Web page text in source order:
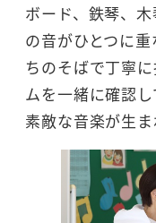
ボード、鉄琴、
の音がひとつに
ちのそばで丁寧
ムを一緒に確認し
素敵な音楽が生ま